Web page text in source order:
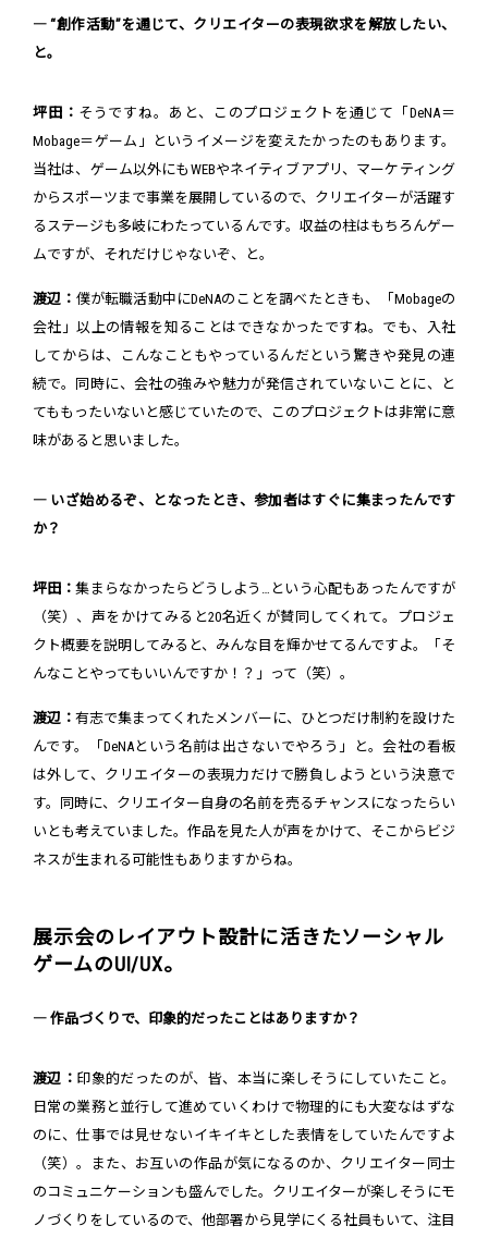
― “創作活動”を通じて、クリエイターの表現欲求を解放したい、
と。
坪田： そうですね。あと、このプロジェクトを通じて「DeNA＝
Mobage＝ゲーム」というイメージを変えたかったのもあります。
当社は、ゲーム以外にもWEBやネイティブアプリ、マーケティング
からスポーツまで事業を展開しているので、クリエイターが活躍す
るステージも多岐にわたっているんです。収益の柱はもちろんゲー
ムですが、それだけじゃないぞ、と。
渡辺： 僕が転職活動中にDeNAのことを調べたときも、「Mobageの
会社」以上の情報を知ることはできなかったですね。でも、入社
してからは、こんなこともやっているんだという驚きや発見の連
続で。同時に、会社の強みや魅力が発信されていないことに、と
てももったいないと感じていたので、このプロジェクトは非常に意
味があると思いました。
― いざ始めるぞ、となったとき、参加者はすぐに集まったんです
か？
坪田：集まらなかったらどうしよう…という心配もあったんですが
（笑）、声をかけてみると20名近くが賛同してくれて。プロジェ
クト概要を説明してみると、みんな目を輝かせてるんですよ。「そ
んなことやってもいいんですか！？」って（笑）。
渡辺：有志で集まってくれたメンバーに、ひとつだけ制約を設けた
んです。「DeNAという名前は出さないでやろう」と。会社の看板
は外して、クリエイターの表現力だけで勝負しようという決意で
す。同時に、クリエイター自身の名前を売るチャンスになったらい
いとも考えていました。作品を見た人が声をかけて、そこからビジ
ネスが生まれる可能性もありますからね。
展示会のレイアウト設計に活きたソーシャル
ゲームのUI/UX。
― 作品づくりで、印象的だったことはありますか？
渡辺： 印象的だったのが、皆、本当に楽しそうにしていたこと。
日常の業務と並行して進めていくわけで物理的にも大変なはずな
のに、仕事では見せないイキイキとした表情をしていたんですよ
（笑）。また、お互いの作品が気になるのか、クリエイター同士
のコミュニケーションも盛んでした。クリエイターが楽しそうにモ
ノづくりをしているので、他部署から見学にくる社員もいて、注目